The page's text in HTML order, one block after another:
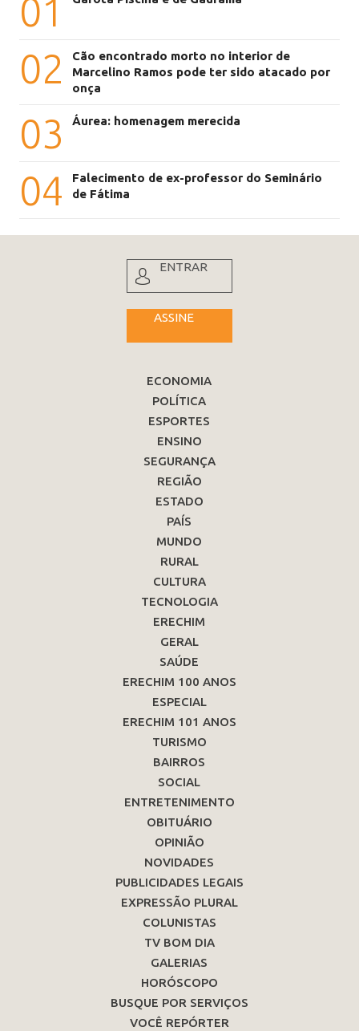
01
02
Cão encontrado morto no interior de
Marcelino Ramos pode ter sido atacado por
onça
03 Áurea: homenagem merecida
04
Falecimento de ex-professor do Seminário
de Fátima
ENTRAR
ASSINE
ECONOMIA
POLÍTICA
ESPORTES
ENSINO
SEGURANÇA
REGIÃO
ESTADO
PAÍS
MUNDO
RURAL
CULTURA
TECNOLOGIA
ERECHIM
GERAL
SAÚDE
ERECHIM 100 ANOS
ESPECIAL
ERECHIM 101 ANOS
TURISMO
BAIRROS
SOCIAL
ENTRETENIMENTO
OBITUÁRIO
OPINIÃO
NOVIDADES
PUBLICIDADES LEGAIS
EXPRESSÃO PLURAL
COLUNISTAS
TV BOM DIA
GALERIAS
HORÓSCOPO
BUSQUE POR SERVIÇOS
VOCÊ REPÓRTER